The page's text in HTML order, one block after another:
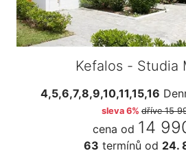
Kefalos - Studia
4,5,6,7,8,9,10,11,15,16
sleva 6% dříve15
cena od 14
63 termínů od 24.